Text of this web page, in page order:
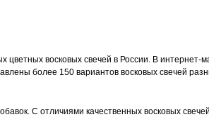
восковых свечей в России. В интернет-
более 150 вариантов восковых свечей
С отличиями качественных восковых